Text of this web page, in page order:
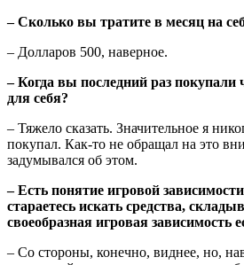
– Сколько вы тратите в месяц на
– Долларов 500, наверное.
– Когда вы последний раз покупали
для себя?
– Тяжело сказать. Значительное я
покупал. Как-то не обращал на это
задумывался об этом.
– Есть понятие игровой
стараетесь искать средства,
своеобразная игровая зависимость
– Со стороны, конечно, виднее, но,